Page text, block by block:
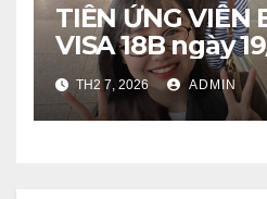
TIỄN ỨNG VIÊN
VISA 18B ngày
TH2 7, 2026 ADMIN